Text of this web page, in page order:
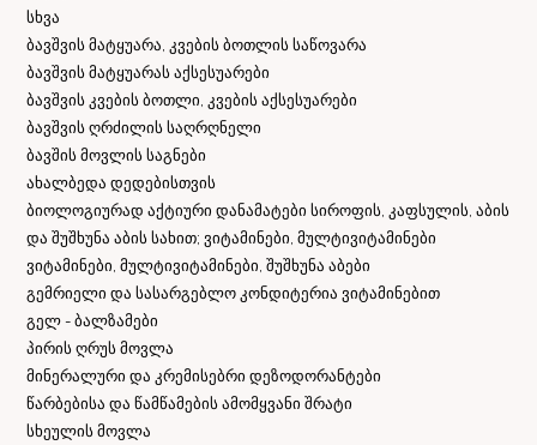
სხვა
ბავშვის მატყუარა, კვების ბოთლის საწოვარა
ბავშვის მატყუარას აქსესუარები
ბავშვის კვების ბოთლი, კვების აქსესუარები
ბავშვის ღრძილის საღრღნელი
ბავშის მოვლის საგნები
ახალბედა დედებისთვის
ბიოლოგიურად აქტიური დანამატები სიროფის, კაფსულის, აბის
და შუშხუნა აბის სახით; ვიტამინები, მულტივიტამინები
ვიტამინები, მულტივიტამინები, შუშხუნა აბები
გემრიელი და სასარგებლო კონდიტერია ვიტამინებით
გელ - ბალზამები
პირის ღრუს მოვლა
მინერალური და კრემისებრი დეზოდორანტები
წარბებისა და წამწამების ამომყვანი შრატი
სხეულის მოვლა